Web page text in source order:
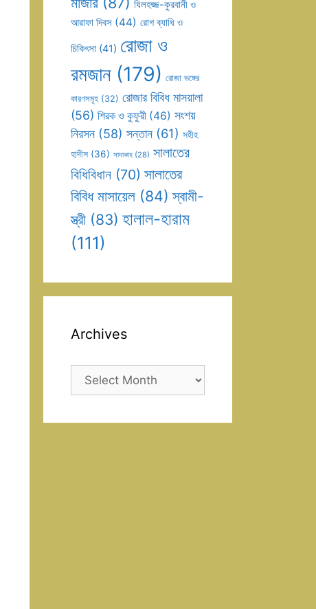
যিলহজ্জ-কুরবানী ও
আরাফা দিবস (44) রোগ ব্যাধি ও
চিকিৎসা (41) রোজা ও
রমজান(179) রোজা ভঙ্গের
কারণসমূহ (32) রোজার বিবিধ মাসয়ালা
(56) শিরক ও কুফুরী (46) সংশয়
নিরসন (58) সন্তান (61) সহীহ
হাদীস (36) সাদাকাহ (28) সালাতের
বিধিবিধান (70) সালাতের
বিবিধ মাসায়েল (84) স্বামী-
স্ত্রী (83) হালাল-হারাম
(111)
Archives
Archives